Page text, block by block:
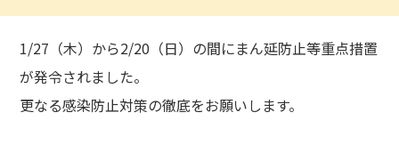
1/27（木）から2/20（日）の間にまん延防止等重点措置
が発令されました。
更なる感染防止対策の徹底をお願いします。